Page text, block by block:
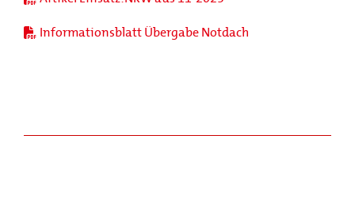
Informationsblatt Übergabe Notdach